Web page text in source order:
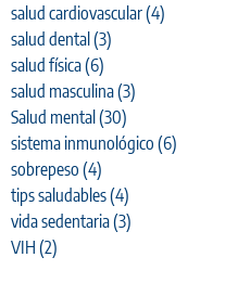
salud cardiovascular(4)
salud dental (3)
salud física(6)
salud masculina(3)
Salud mental (30)
sistema inmunológico (6)
sobrepeso (4)
tips saludables(4)
vida sedentaria(3)
VIH (2)